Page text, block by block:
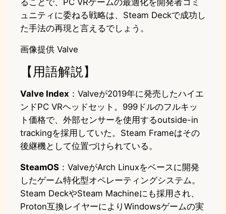
ることで、PC VRゲームの最適化を開発者コミ
ュニティに委ねる戦略は、Steam Deckで成功し
た手法の再現と言えるでしょう。
画像提供 Valve
【用語解説】
Valve Index ：Valveが2019年に発売したハイエ
ンドPC VRヘッドセット。999ドルのフルキッ
ト価格で、外部センサーを使用するoutside-in
trackingを採用していた。Steam Frameはその
後継機として位置づけられている。
SteamOS ：ValveがArch Linuxをベースに開発
したゲーム特化型オペレーティングシステム。
Steam DeckやSteam Machineにも採用され、
Proton互換レイヤーによりWindowsゲームの実